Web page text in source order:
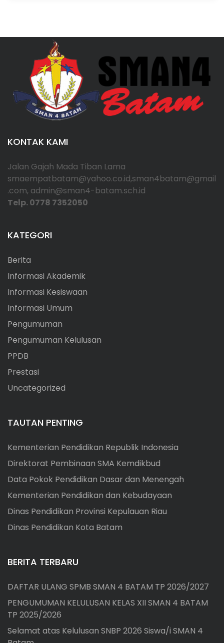
KONTAK KAMI
Jalan Gajah Mada Tiban Lama
smaempatbatam@yahoo.co.id,sman4batam@gmail
.com, admin@sman4-batam.sch.id
Telp. 0778 7352050
KATEGORI
Berita
Informasi Akademik
Informasi Kesiswaan
Informasi Umum
Pengumuman
Pengumuman Kelulusan
PPDB
Prestasi
Uncategorized
TAUTAN PENTING
Kementerian Pendidikan Republik Indonesia
Direktorat Pembinaan SMA Kemdikbud
Data Pokok Pendidikan Dasar dan Menengah
Kementerian Pendidikan dan Kebudayaan
Dinas Pendidikan Provinsi Kepulauan Riau
Dinas Pendidikan Kota Batam
BERITA TERBARU
DAFTAR ULANG SPMB SMAN 4 BATAM TP 2026/2027
PENGUMUMAN KELULUSAN KELAS XII SMAN 4 BATAM
TP 2025/2026
Selamat atas Kelulusan SNBP 2026 Siswa/i SMAN 4